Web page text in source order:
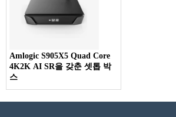
Amlogic S905X5 Quad Core
4K2K AI SR을 갖춘 셋톱 박
스